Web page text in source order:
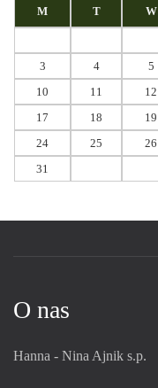
M T W
3
4 5
10
11 12
17
18 19
24
25 26
31
O nas
Hanna - Nina Ajnik s.p.